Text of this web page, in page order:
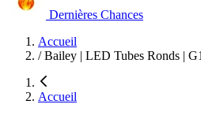
Dernières Chances
Accueil
/ Bailey | LED Tubes Ronds |
Accueil